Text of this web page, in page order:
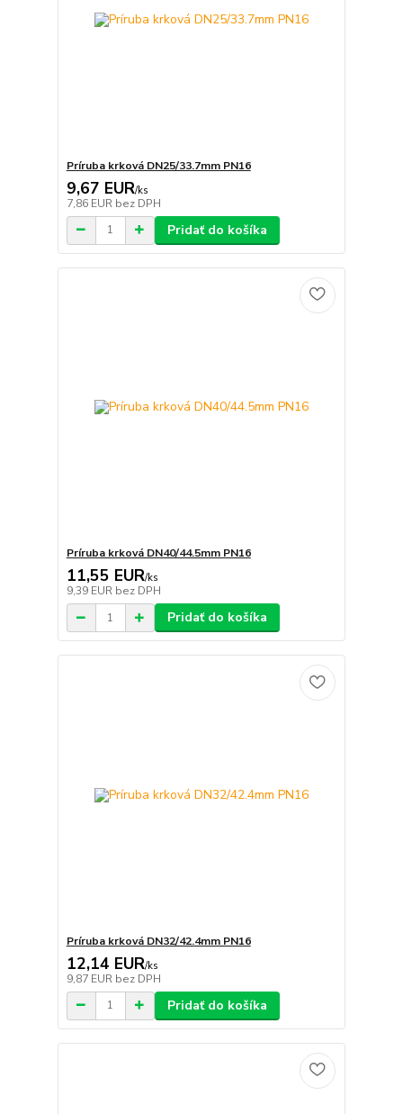
Príruba krková DN25/33.7mm PN16
9,67 EUR/ks
7,86 EUR bez DPH
Pridať do košíka
Príruba krková DN40/44.5mm PN16
11,55 EUR/ks
9,39 EUR bez DPH
Pridať do košíka
Príruba krková DN32/42.4mm PN16
12,14 EUR/ks
9,87 EUR bez DPH
Pridať do košíka